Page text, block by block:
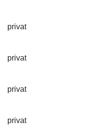
privat
privat
privat
privat